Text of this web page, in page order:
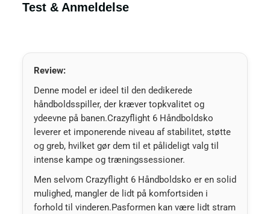
Test & Anmeldelse
Review:
Denne model er ideel til den dedikerede
håndboldsspiller, der kræver topkvalitet og
ydeevne på banen.Crazyflight 6 Håndboldsko
leverer et imponerende niveau af stabilitet, støtte
og greb, hvilket gør dem til et pålideligt valg til
intense kampe og træningssessioner.
Men selvom Crazyflight 6 Håndboldsko er en solid
mulighed, mangler de lidt på komfortsiden i
forhold til vinderen.Pasformen kan være lidt stram